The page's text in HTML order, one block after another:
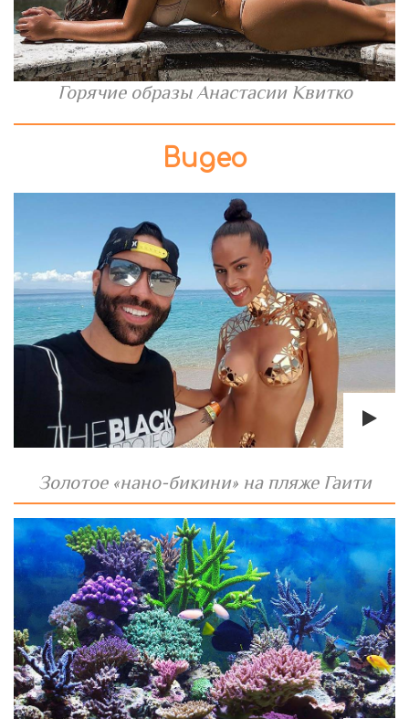
Горячие образы Анастасии Квитко
Видео
Золотое «нано-бикини» на пляже Гаити